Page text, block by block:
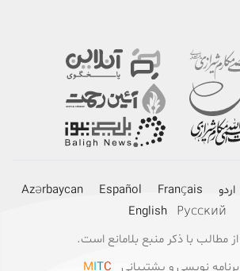
اردو Français
Español
Azərbaycan
Русский
English
مطالب با ذکر منبع بلامانع است.
نویسی و پشتیبانی
MITC